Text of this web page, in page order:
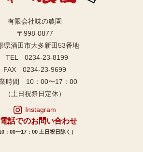
有限会社味の農園
〒998-0877
県酒田市大多新田53番地
TEL 0234-23-8199
FAX 0234-23-9699
時間 10：00〜17：00
（土日祝祭日定休）
Instagram
話でのお問い合わせ
10：00〜17：00 土日祝日除く）